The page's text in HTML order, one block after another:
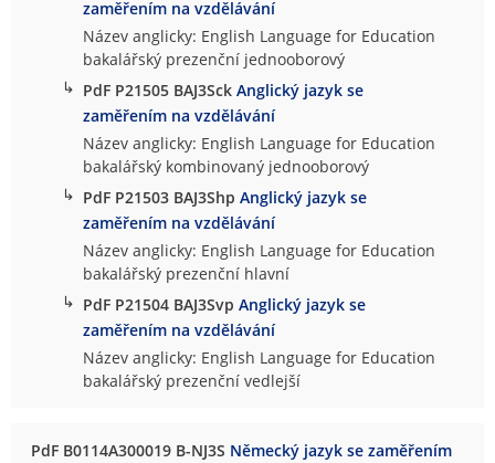
zaměřením na vzdělávání
Název anglicky: English Language for Education
bakalářský prezenční jednooborový
↳ PdF P21505 BAJ3SckAnglický jazyk se
zaměřením na vzdělávání
Název anglicky: English Language for Education
bakalářský kombinovaný jednooborový
↳ PdF P21503 BAJ3ShpAnglický jazyk se
zaměřením na vzdělávání
Název anglicky: English Language for Education
bakalářský prezenční hlavní
↳ PdF P21504 BAJ3SvpAnglický jazyk se
zaměřením na vzdělávání
Název anglicky: English Language for Education
bakalářský prezenční vedlejší
PdF B0114A300019 B-NJ3S Německý jazyk se zaměřením